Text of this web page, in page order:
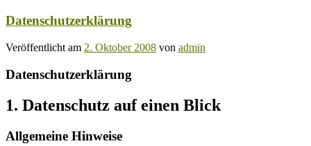
Datenschutzerklärung
Veröffentlicht am 2. Oktober 2008 von admin
Datenschutzerklärung
1. Datenschutz auf einen Blick
Allgemeine Hinweise